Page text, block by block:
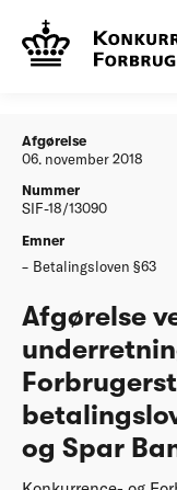
Afgørelser
Afgørelse
06. november 2018
Nummer
SIF-18/13090
Emner
Betalingsloven §63
Afgørelse
og Spar